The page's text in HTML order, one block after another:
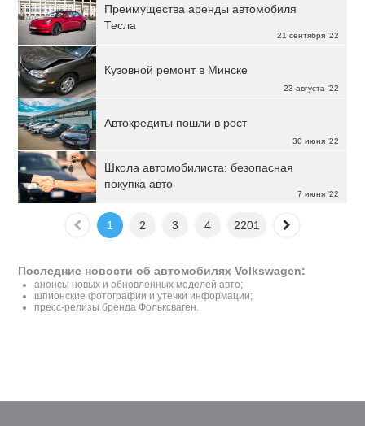
21 сентября '22
Преимущества аренды автомобиля
Тесла
23 августа '22
Кузовной ремонт в Минске
30 июня '22
Автокредиты пошли в рост
7 июня '22
Школа автомобилиста: безопасная
покупка авто
1 2 3 4 2201
Последние новости об автомобилях Volkswagen:
анонсы новых и обновленных моделей авто;
шпионские фотографии и утечки информации;
пресс-релизы бренда Фольксваген.